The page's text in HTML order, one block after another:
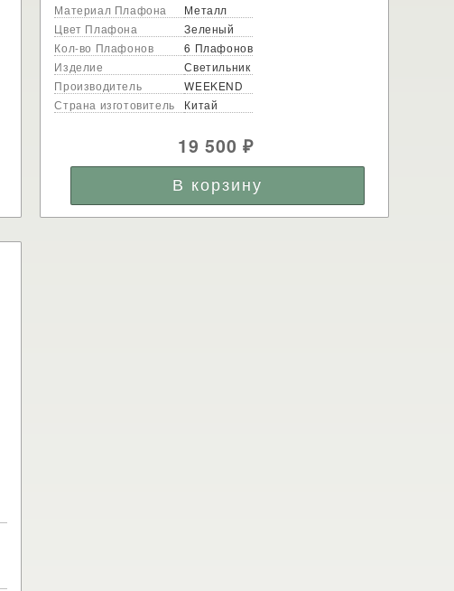
Материал Плафона
Металл
Цвет Плафона
Зеленый
Кол-во Плафонов
6 Плафонов
Изделие
Светильник
Производитель
WEEKEND
Страна изготовитель
Китай
19 500 ₽